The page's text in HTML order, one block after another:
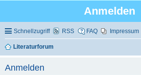
Anmelden
Schnellzugriff RSS FAQ Impressum
Literaturforum
Anmelden